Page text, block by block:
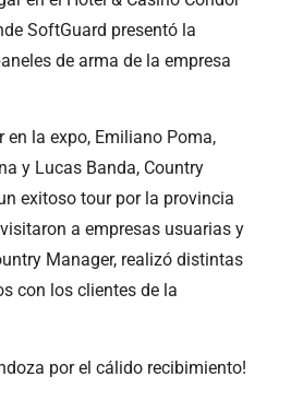
SoftGuard presentó la
de arma de la empresa
en la expo, Emiliano Poma,
y Lucas Banda, Country
exitoso tour por la provincia
a empresas usuarias y
Manager, realizó distintas
con los clientes de la
por el cálido recibimiento!